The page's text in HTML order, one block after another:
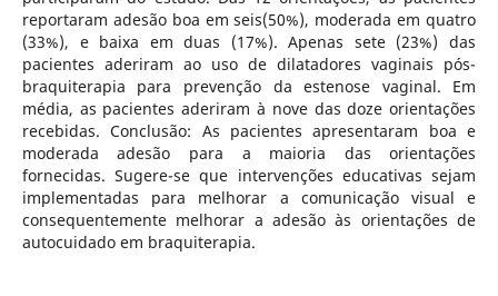
reportaram adesão boa em seis(50%), moderada em quatro
(33%), e baixa em duas (17%). Apenas sete (23%) das
pacientes aderiram ao uso de dilatadores vaginais pós-
braquiterapia para prevenção da estenose vaginal. Em
média, as pacientes aderiram à nove das doze orientações
recebidas. Conclusão: As pacientes apresentaram boa e
moderada adesão para a maioria das orientações
fornecidas. Sugere-se que intervenções educativas sejam
implementadas para melhorar a comunicação visual e
consequentemente melhorar a adesão às orientações de
autocuidado em braquiterapia.